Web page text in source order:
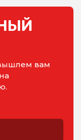
вам